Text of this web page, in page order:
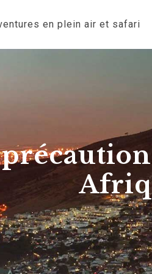
en plein air et safari